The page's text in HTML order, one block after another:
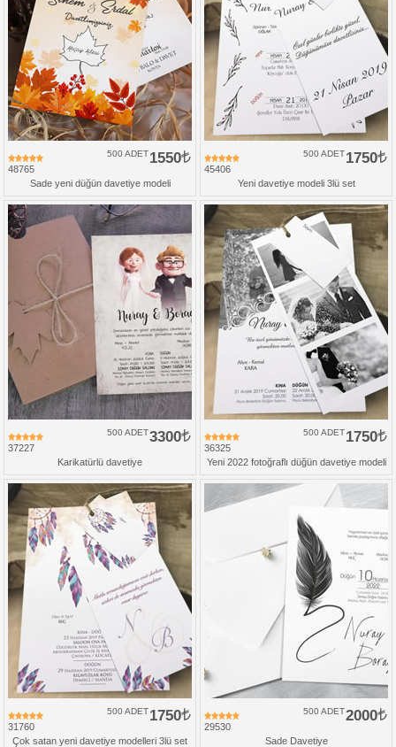
48765
1550
500 ADET
Sade yeni düğün davetiye modeli
45406
1750
500 ADET
Yeni davetiye modeli 3lü set
37227
3300
500 ADET
Karikatürlü davetiye
36325
1750
500 ADET
Yeni 2022 fotoğraflı düğün davetiye modeli
31760
1750
500 ADET
Çok satan yeni davetiye modelleri 3lü set
29530
2000
500 ADET
Sade Davetiye